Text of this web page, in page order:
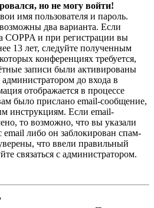
но не могу войти!
имя пользователя и пароль.
два варианта. Если
COPPA и при регистрации вы
13 лет, следуйте полученным
конференциях требуется,
записи были активированы
до входа в
отображается в процессе
было прислано email-сообщение,
инструкциям. Если email-
то возможно, что вы указали
email либо он заблокирован спам-
что ввели правильный
связаться с администратором.